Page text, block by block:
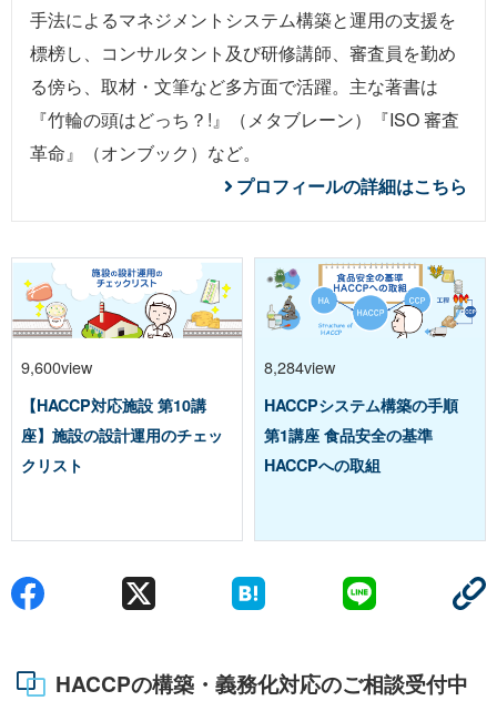
手法によるマネジメントシステム構築と運用の支援を
標榜し、コンサルタント及び研修講師、審査員を勤め
る傍ら、取材・文筆など多方面で活躍。主な著書は
『竹輪の頭はどっち？! 』（メタブレーン）『ISO 審査
革命 』（オンブック）など。
プロフィールの詳細はこちら
9,600view
【HACCP対応施設 第10講
座】施設の設計運用のチェッ
クリスト
8,284view
HACCPシステム構築の手順
第1講座 食品安全の基準
HACCPへの取組
HACCPの構築・義務化対応のご相談受付中